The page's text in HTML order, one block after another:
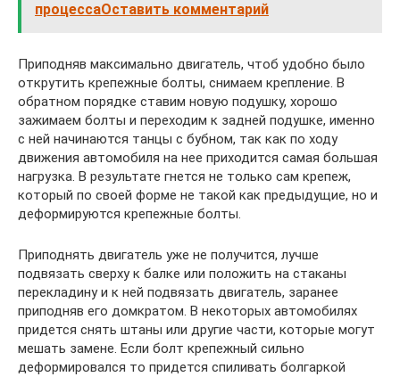
процессаОставить комментарий
Приподняв максимально двигатель, чтоб удобно было
открутить крепежные болты, снимаем крепление. В
обратном порядке ставим новую подушку, хорошо
зажимаем болты и переходим к задней подушке, именно
с ней начинаются танцы с бубном, так как по ходу
движения автомобиля на нее приходится самая большая
нагрузка. В результате гнется не только сам крепеж,
который по своей форме не такой как предыдущие, но и
деформируются крепежные болты.
Приподнять двигатель уже не получится, лучше
подвязать сверху к балке или положить на стаканы
перекладину и к ней подвязать двигатель, заранее
приподняв его домкратом. В некоторых автомобилях
придется снять штаны или другие части, которые могут
мешать замене. Если болт крепежный сильно
деформировался то придется спиливать болгаркой